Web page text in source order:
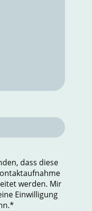
dass diese
werden. Mir
Einwilligung